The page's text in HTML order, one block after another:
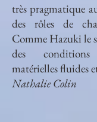
très pragmatique
des rôles de
Comme Hazuki le
des
matérielles fluides
Nathalie Colin